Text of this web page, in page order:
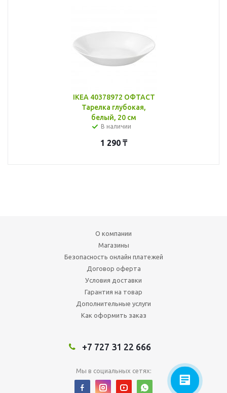
IKEA 40378972 ОФТАСТ
Тарелка глубокая,
белый, 20 см
В наличии
1 290 ₸
О компании
Магазины
Безопасность онлайн платежей
Договор оферта
Условия доставки
Гарантия на товар
Дополнительные услуги
Как оформить заказ
+7 727 31 22 666
Мы в социальных сетях: